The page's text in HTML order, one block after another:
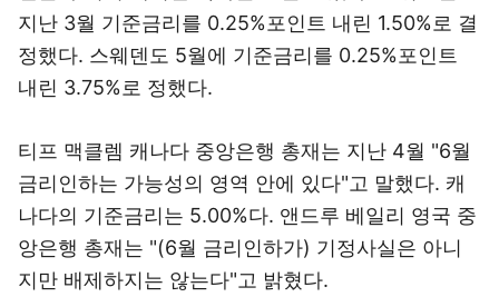
지난 3월 기준금리를 0.25%포인트 내린 1.50%로 결
정했다. 스웨덴도 5월에 기준금리를 0.25%포인트
내린 3.75%로 정했다.
티프 맥클렘 캐나다 중앙은행 총재는 지난 4월 "6월
금리인하는 가능성의 영역 안에 있다"고 말했다. 캐
나다의 기준금리는 5.00%다. 앤드루 베일리 영국 중
앙은행 총재는 "(6월 금리인하가) 기정사실은 아니
지만 배제하지는 않는다"고 밝혔다.